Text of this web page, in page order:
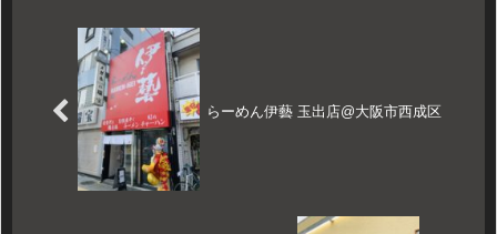
らーめん伊藝 玉出店@大阪市西成区